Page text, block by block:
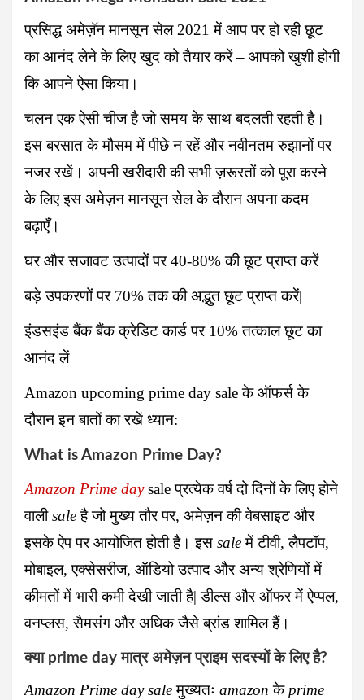
प्रसिद्ध अमेज़ॅन मानसून सेल 2021 में आप पर हो रही छूट
का आनंद लेने के लिए खुद को तैयार करें – आपको खुशी होगी
कि आपने ऐसा किया।
चलन एक ऐसी चीज है जो समय के साथ बदलती रहती है।
इस बरसात के मौसम में पीछे न रहें और नवीनतम रुझानों पर
नजर रखें। अपनी खरीदारी की सभी ज़रूरतों को पूरा करने
के लिए इस अमेज़न मानसून सेल के दौरान अपना कदम
बढ़ाएँ।
घर और सजावट उत्पादों पर 40-80% की छूट प्राप्त करें
बड़े उपकरणों पर 70% तक की अद्भुत छूट प्राप्त करें|
इंडसइंड बैंक बैंक क्रेडिट कार्ड पर 10% तत्काल छूट का
आनंद लें
Amazon upcoming prime day saleके ऑफर्स के
दौरान इन बातों का रखें ध्यान:
What is Amazon Prime Day?
Amazon Prime daysale प्रत्येक वर्ष दो दिनों के लिए होने
वालीsale है जो मुख्य तौर पर, अमेज़न की वेबसाइट और
इसके ऐप पर आयोजित होती है। इस sale में टीवी, लैपटॉप,
मोबाइल, एक्सेसरीज, ऑडियो उत्पाद और अन्य श्रेणियों में
कीमतों में भारी कमी देखी जाती है| डील्स और ऑफर में ऐप्पल,
वनप्लस, सैमसंग और अधिक जैसे ब्रांड शामिल हैं।
क्या prime day मात्र अमेज़न प्राइम सदस्यों के लिए है?
Amazon Prime day saleमुख्यतः amazon केprime